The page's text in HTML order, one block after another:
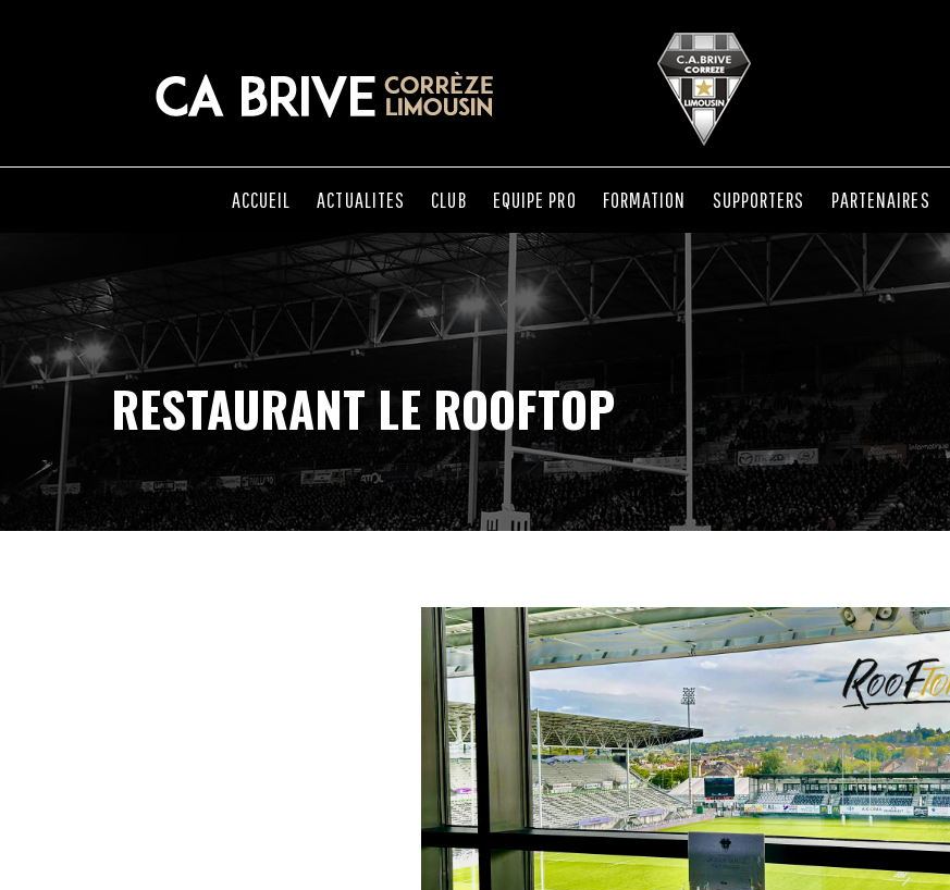
ACCUEIL ACTUALITES CLUB EQUIPE PRO FORMATION SUPPORTERS PARTENAIRES
RESTAURANT LE ROOFTOP